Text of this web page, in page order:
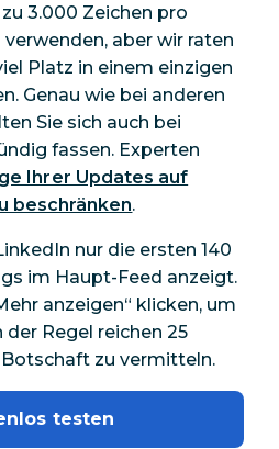
3.000 Zeichen pro
aber wir raten
Platz in einem einzigen
Genau wie bei anderen
Sie sich auch bei
fassen. Experten
Ihrer Updates auf
beschränken.
nur die ersten 140
im Haupt-Feed anzeigt.
anzeigen“ klicken, um
der Regel reichen 25
zu vermitteln.
testen